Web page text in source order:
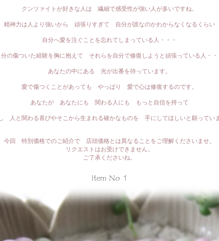
クンツァイトが好きな人は 繊細で感受性が強い人が多いですね。
精神力は人より強いから 頑張りすぎて 自分が誰なのかわからなくなるくらい
自分へ愛を注ぐことを忘れてしまっている人・・・
分の傷ついた経験を胸に抱えて それらを自分で修復しようと頑張っている人・・
あなたの中にある 光が出番を待っています。
愛で傷つくことがあっても やっぱり 愛で心は修復するのです。
あなたが あなたにも 関わる人にも もっと自信を持って
人と関わる喜びやそこから生まれる確かなものを 手にしてほしいと願ってい
今回 特別価格でのご紹介で 店頭価格とは異なることをご理解くださいませ。
リクエストはお受けできません。
ご了承くださいね。